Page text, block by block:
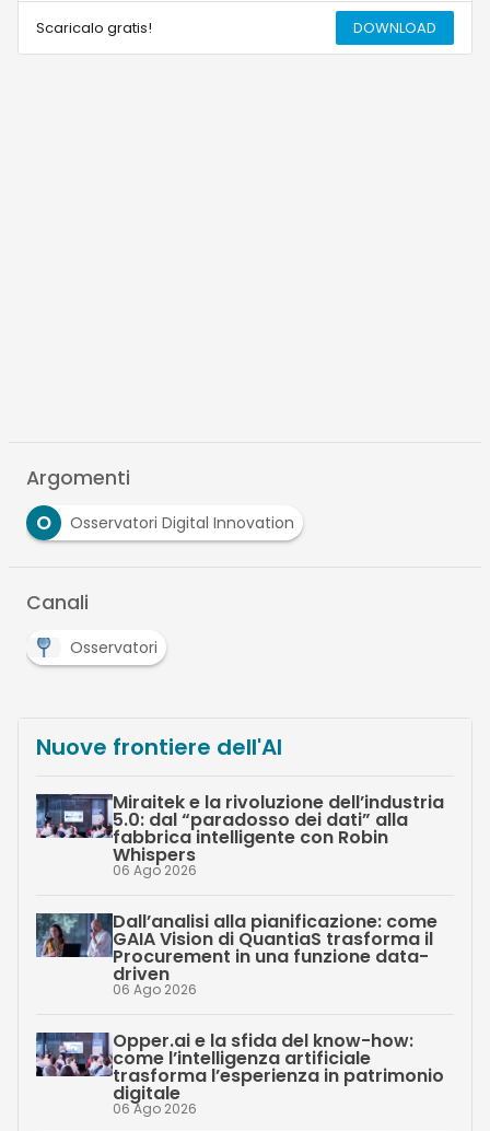
Scaricalo gratis! DOWNLOAD
Argomenti
O
Osservatori Digital Innovation
Canali
Osservatori
Nuove frontiere dell'AI
Miraitek e la rivoluzione dell’industria
5.0: dal “paradosso dei dati” alla
fabbrica intelligente con Robin
Whispers
06 Ago 2026
Dall’analisi alla pianificazione: come
GAIA Vision di QuantiaS trasforma il
Procurement in una funzione data-
driven
06 Ago 2026
Opper.ai e la sfida del know-how:
come l’intelligenza artificiale
trasforma l’esperienza in patrimonio
digitale
06 Ago 2026